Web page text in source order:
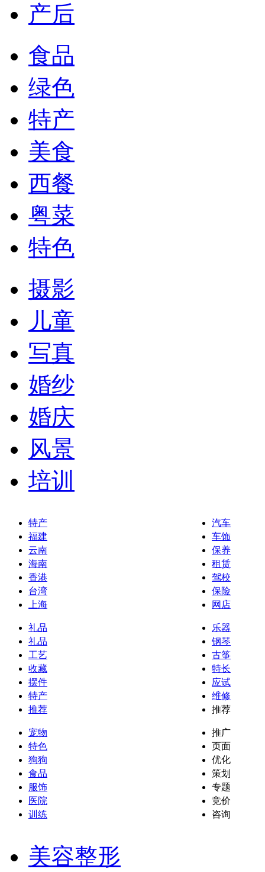
产后
食品
绿色
特产
美食
西餐
粤菜
特色
摄影
儿童
写真
婚纱
婚庆
风景
培训
特产
福建
云南
海南
香港
台湾
上海
礼品
礼品
工艺
收藏
摆件
特产
推荐
宠物
特色
狗狗
食品
服饰
医院
训练
汽车
车饰
保养
租赁
驾校
保险
网店
乐器
钢琴
古筝
特长
应试
维修
推荐
推广
页面
优化
策划
专题
竞价
咨询
美容整形